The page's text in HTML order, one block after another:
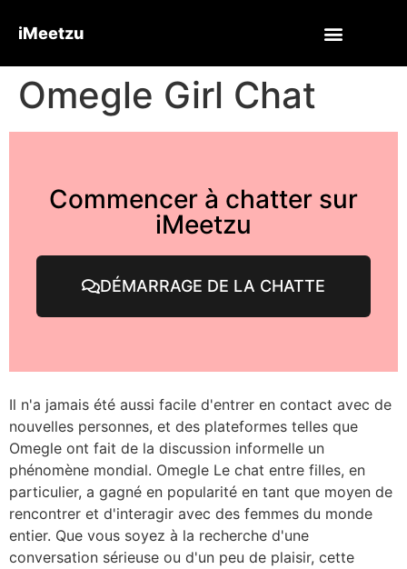
iMeetzu
Omegle Girl Chat
Commencer à chatter sur
iMeetzu
DÉMARRAGE DE LA CHATTE
Il n'a jamais été aussi facile d'entrer en contact avec de
nouvelles personnes, et des plateformes telles que
Omegle ont fait de la discussion informelle un
phénomène mondial. Omegle Le chat entre filles, en
particulier, a gagné en popularité en tant que moyen de
rencontrer et d'interagir avec des femmes du monde
entier. Que vous soyez à la recherche d'une
conversation sérieuse ou d'un peu de plaisir, cette